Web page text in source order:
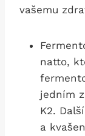
vašemu
natto,
jedním
K2.
a